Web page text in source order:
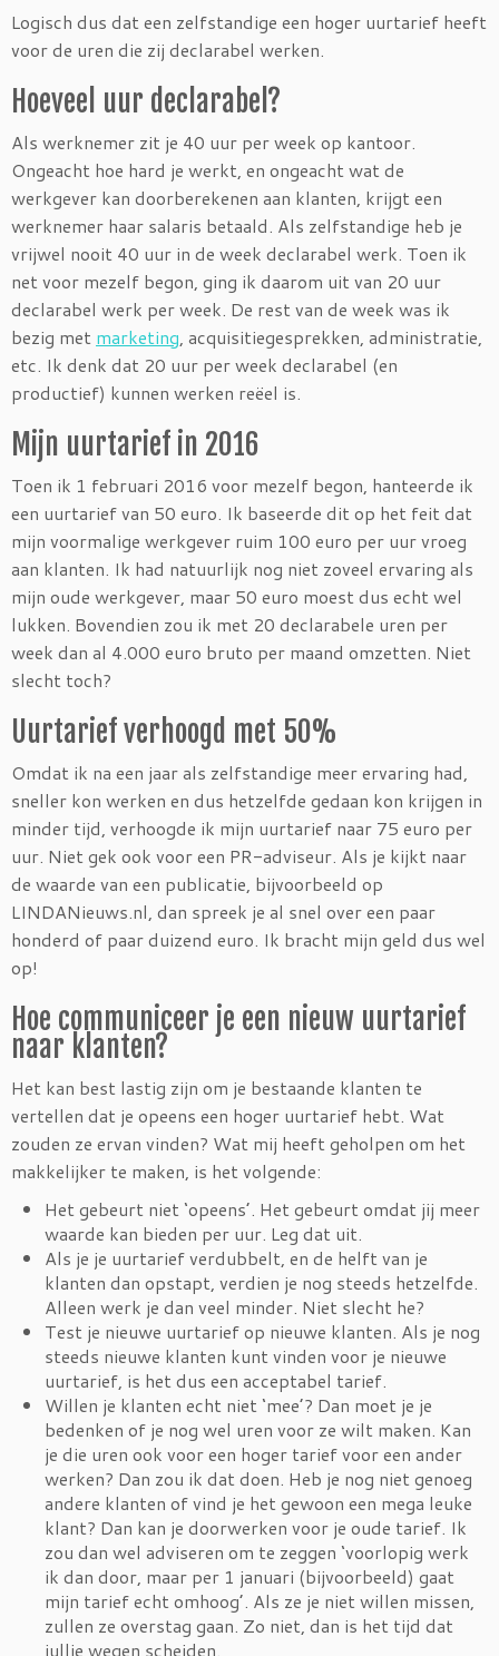
Logisch dus dat een zelfstandige een hoger uurtarief heeft
voor de uren die zij declarabel werken.
Hoeveel uur declarabel?
Als werknemer zit je 40 uur per week op kantoor.
Ongeacht hoe hard je werkt, en ongeacht wat de
werkgever kan doorberekenen aan klanten, krijgt een
werknemer haar salaris betaald. Als zelfstandige heb je
vrijwel nooit 40 uur in de week declarabel werk. Toen ik
net voor mezelf begon, ging ik daarom uit van 20 uur
declarabel werk per week. De rest van de week was ik
bezig met marketing, acquisitiegesprekken, administratie,
etc. Ik denk dat 20 uur per week declarabel (en
productief) kunnen werken reëel is.
Mijn uurtarief in 2016
Toen ik 1 februari 2016 voor mezelf begon, hanteerde ik
een uurtarief van 50 euro. Ik baseerde dit op het feit dat
mijn voormalige werkgever ruim 100 euro per uur vroeg
aan klanten. Ik had natuurlijk nog niet zoveel ervaring als
mijn oude werkgever, maar 50 euro moest dus echt wel
lukken. Bovendien zou ik met 20 declarabele uren per
week dan al 4.000 euro bruto per maand omzetten. Niet
slecht toch?
Uurtarief verhoogd met 50%
Omdat ik na een jaar als zelfstandige meer ervaring had,
sneller kon werken en dus hetzelfde gedaan kon krijgen in
minder tijd, verhoogde ik mijn uurtarief naar 75 euro per
uur. Niet gek ook voor een PR-adviseur. Als je kijkt naar
de waarde van een publicatie, bijvoorbeeld op
LINDANieuws.nl, dan spreek je al snel over een paar
honderd of paar duizend euro. Ik bracht mijn geld dus wel
op!
Hoe communiceer je een nieuw uurtarief
naar klanten?
Het kan best lastig zijn om je bestaande klanten te
vertellen dat je opeens een hoger uurtarief hebt. Wat
zouden ze ervan vinden? Wat mij heeft geholpen om het
makkelijker te maken, is het volgende:
Het gebeurt niet ‘opeens’. Het gebeurt omdat jij meer
waarde kan bieden per uur. Leg dat uit.
Als je je uurtarief verdubbelt, en de helft van je
klanten dan opstapt, verdien je nog steeds hetzelfde.
Alleen werk je dan veel minder. Niet slecht he?
Test je nieuwe uurtarief op nieuwe klanten. Als je nog
steeds nieuwe klanten kunt vinden voor je nieuwe
uurtarief, is het dus een acceptabel tarief.
Willen je klanten echt niet ‘mee’? Dan moet je je
bedenken of je nog wel uren voor ze wilt maken. Kan
je die uren ook voor een hoger tarief voor een ander
werken? Dan zou ik dat doen. Heb je nog niet genoeg
andere klanten of vind je het gewoon een mega leuke
klant? Dan kan je doorwerken voor je oude tarief. Ik
zou dan wel adviseren om te zeggen ‘voorlopig werk
ik dan door, maar per 1 januari (bijvoorbeeld) gaat
mijn tarief echt omhoog’. Als ze je niet willen missen,
zullen ze overstag gaan. Zo niet, dan is het tijd dat
jullie wegen scheiden.